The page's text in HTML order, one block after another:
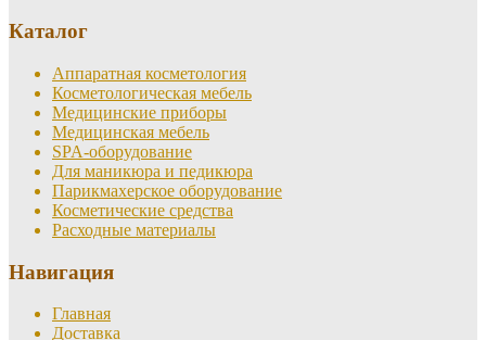
Каталог
Аппаратная косметология
Косметологическая мебель
Медицинские приборы
Медицинская мебель
SPA-оборудование
Для маникюра и педикюра
Парикмахерское оборудование
Косметические средства
Расходные материалы
Навигация
Главная
Доставка